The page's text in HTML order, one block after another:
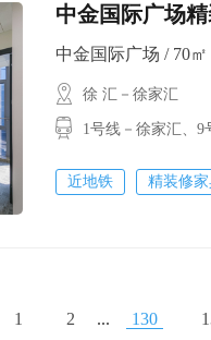
中金国际广场
中金国际广场 / 70㎡
徐 汇－徐家汇
1号线－徐家汇、
近地铁 精装修
1 2 ... 130